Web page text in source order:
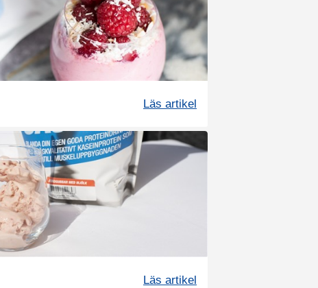
Läs artikel
Läs artikel